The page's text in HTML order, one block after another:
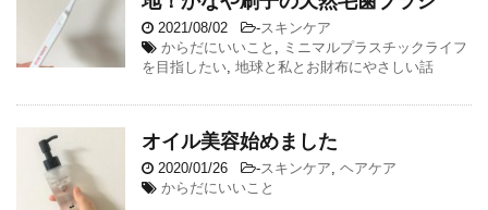
2021/08/02 -スキンケア
からだにいいこと
ミニマルプラスチックライフ
を目指したい 地球と私とお財布にやさしい話
オイル美容始めました
2020/01/26 -スキンケア ヘアケア
からだにいいこと